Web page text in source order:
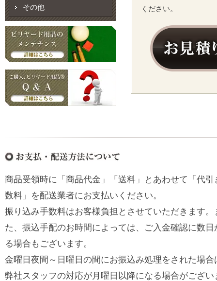
ください。
その他
商品受領時に「商品代金」「送料」とあわせて「代引
数料」を配送業者にお支払いください。
振り込み手数料はお客様負担とさせていただきます。
た、振込手配のお時間によっては、ご入金確認に数日
る場合もございます。
金曜日夜間～日曜日の間にお振込み処理をされた場合
弊社スタッフの対応が月曜日以降になる場合がござい